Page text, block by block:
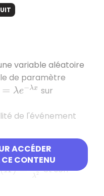
ACCÉDER
CONTENU
variable aléatoire
de paramètre
λe −λx
sur
de l'événement
aléatoireX
X)=1λ2
et son